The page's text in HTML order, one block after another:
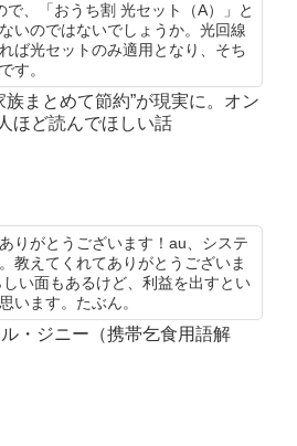
、「おうち割 光セット（A）」と
いのではないでしょうか。光回線
ば光セットのみ適用となり、そち
す。
族まとめて節約”が現実に。オン
ほど読んでほしい話
りがとうございます！au、システ
教えてくれてありがとうございま
い面もあるけど、利益を出すとい
います。たぶん。
・ジニー（携帯乞食用語解